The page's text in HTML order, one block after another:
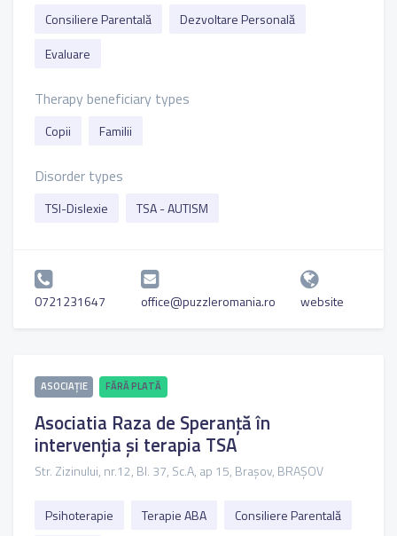
Consiliere Parentală
Dezvoltare Personală
Evaluare
Therapy beneficiary types
Copii Familii
Disorder types
TSI-Dislexie TSA - AUTISM
0721231647 office@puzzleromania.ro website
ASOCIAȚIE FĂRĂ PLATĂ
Asociatia Raza de Speranță în
intervenția și terapia TSA
Str. Zizinului, nr.12, Bl. 37, Sc.A, ap 15, Brașov, BRAȘOV
Psihoterapie Terapie ABA
Consiliere Parentală